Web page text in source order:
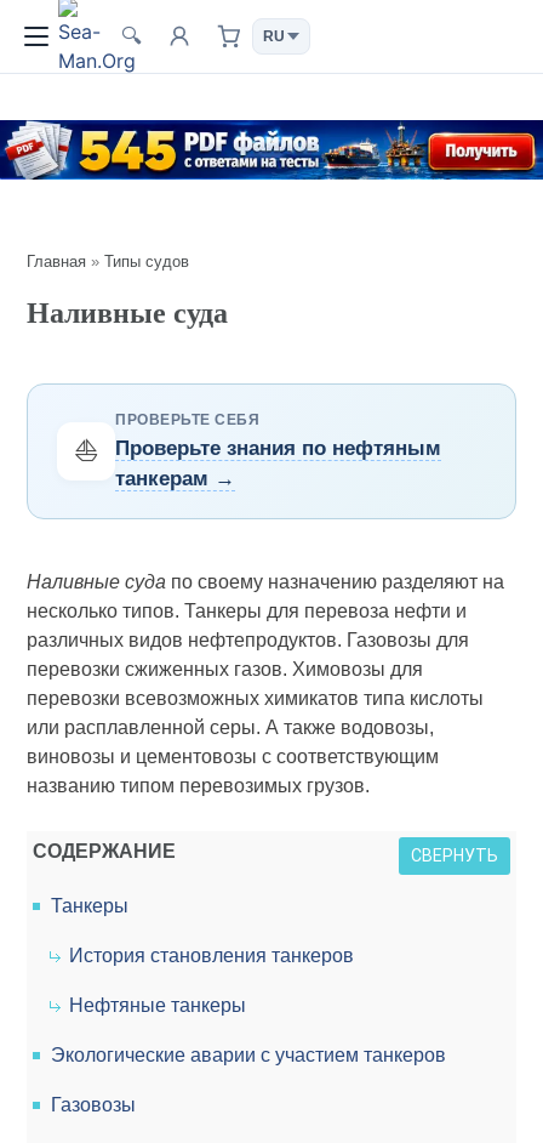
🔍
Главная »Типы судов
Наливные суда
⛵
ПРОВЕРЬТЕ СЕБЯ
Проверьте знания по нефтяным
танкерам →
Наливные суда по своему назначению разделяют на
несколько типов. Танкеры для перевоза нефти и
различных видов нефтепродуктов. Газовозы для
перевозки сжиженных газов. Химовозы для
перевозки всевозможных химикатов типа кислоты
или расплавленной серы. А также водовозы,
виновозы и цементовозы с соответствующим
названию типом перевозимых грузов.
СОДЕРЖАНИЕ СВЕРНУТЬ
Танкеры
История становления танкеров
Нефтяные танкеры
Экологические аварии с участием танкеров
Газовозы